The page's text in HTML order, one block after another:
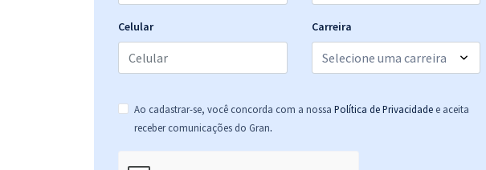
Celular Carreira
Ao cadastrar-se, você concorda com a nossa Política de Privacidade e aceita
receber comunicações do Gran.